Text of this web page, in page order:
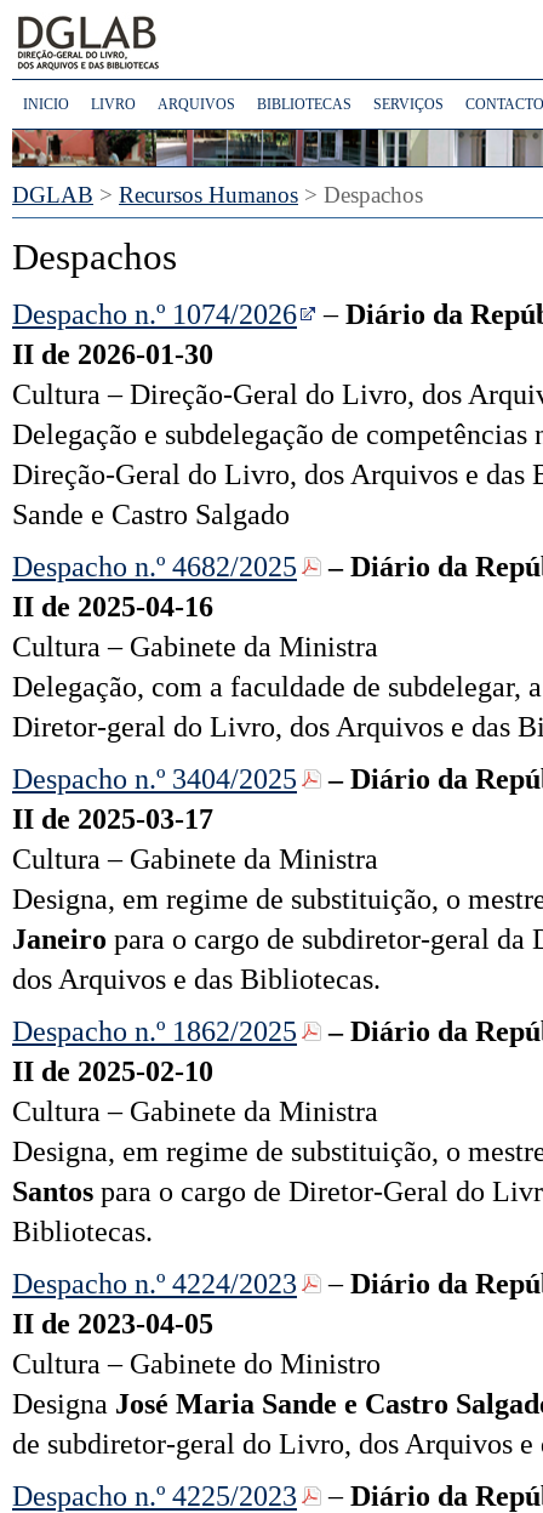
INICIO LIVRO ARQUIVOS BIBLIOTECAS SERVIÇOS
DGLAB > Recursos Humanos > Despachos
Despachos
Despacho n.º 1074/2026 –Diário da
II de 2026-01-30
Cultura – Direção-Geral do Livro, dos Arqui
Delegação e subdelegação de
Direção-Geral do Livro, dos Arquivos e das
Sande e Castro Salgado
Despacho n.º 4682/2025
– Diário da
II de 2025-04-16
Cultura – Gabinete da Ministra
Delegação, com a faculdade de subdelegar,
Diretor-geral do Livro, dos Arquivos e das
Despacho n.º 3404/2025
– Diário da
II de 2025-03-17
Cultura – Gabinete da Ministra
Designa, em regime de substituição, o
Janeiro para o cargo de subdiretor-geral
dos Arquivos e das Bibliotecas.
Despacho n.º 1862/2025
– Diário da
II de 2025-02-10
Cultura – Gabinete da Ministra
Designa, em regime de substituição, o
Santos para o cargo de Diretor-Geral do
Bibliotecas.
Despacho n.º 4224/2023
–Diário da
II de 2023-04-05
Cultura – Gabinete do Ministro
Designa José Maria Sande e Castro
de subdiretor-geral do Livro, dos Arquivos e
Despacho n.º 4225/2023
–Diário da